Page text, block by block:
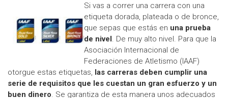
Si vas a correr una carrera con una
etiqueta dorada, plateada o de bronce,
que sepas que estás en una prueba
de nivel. De muy alto nivel. Para que la
Asociación Internacional de
Federaciones de Atletismo (IAAF)
otorgue estas etiquetas, las carreras deben cumplir una
serie de requisitos que les cuestan un gran esfuerzo y un
buen dinero. Se garantiza de esta manera unos adecuados